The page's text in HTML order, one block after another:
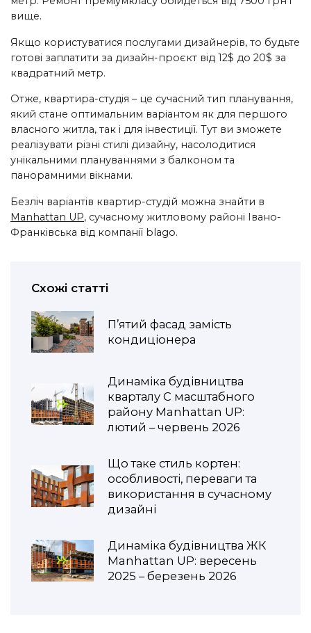
вище.
Якщо користуватися послугами дизайнерів, то будьте
готові заплатити за дизайн-проєкт від 12$ до 20$ за
квадратний метр.
Отже, квартира-студія –це сучасний тип планування,
який стане оптимальним варіантом як для першого
власного житла, так і для інвестиції. Тут ви зможете
реалізувати різні стилі дизайну, насолодитися
унікальними плануваннями з балконом та
панорамними вікнами.
Безліч варіантів квартир-студій можна знайти в
Manhattan UP, сучасному житловому районі Івано-
Франківська від компанії blago.
Схожі статті
П’ятий фасад замість
кондиціонера
Динаміка будівництва
кварталу С масштабного
району Manhattan UP:
лютий – червень 2026
Що таке стиль кортен:
особливості, переваги та
використання в сучасному
дизайні
Динаміка будівництва ЖК
Manhattan UP: вересень
2025 – березень 2026